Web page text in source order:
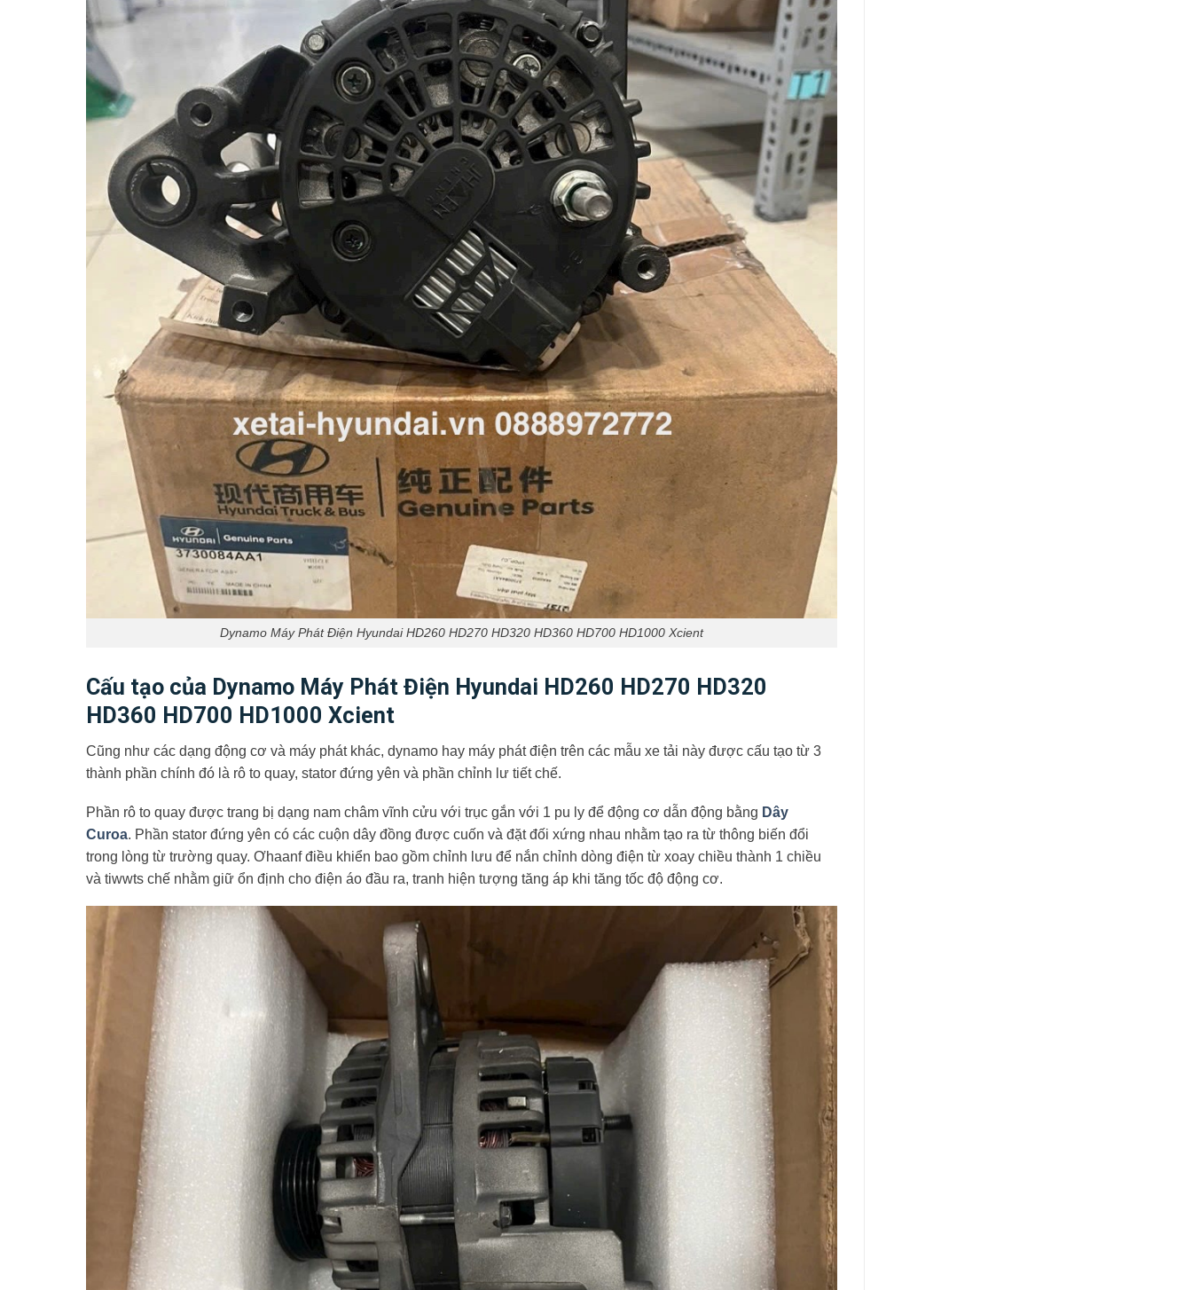
Dynamo Máy Phát Điện Hyundai HD260 HD270 HD320 HD360 HD700 HD1000 Xcient
Cấu tạo của Dynamo Máy Phát Điện Hyundai HD260 HD270 HD320
HD360 HD700 HD1000 Xcient
Cũng như các dạng động cơ và máy phát khác, dynamo hay máy phát điện trên các mẫu xe tải này được cấu tạo từ 3
thành phần chính đó là rô to quay, stator đứng yên và phần chỉnh lư tiết chế.
Phần rô to quay được trang bị dạng nam châm vĩnh cửu với trục gắn với 1 pu ly để động cơ dẫn động bằng Dây
Curoa. Phần stator đứng yên có các cuộn dây đồng được cuốn và đặt đối xứng nhau nhằm tạo ra từ thông biến đổi
trong lòng từ trường quay. Ơhaanf điều khiển bao gồm chỉnh lưu để nắn chỉnh dòng điện từ xoay chiều thành 1 chiều
và tiwwts chế nhằm giữ ổn định cho điện áo đầu ra, tranh hiện tượng tăng áp khi tăng tốc độ động cơ.